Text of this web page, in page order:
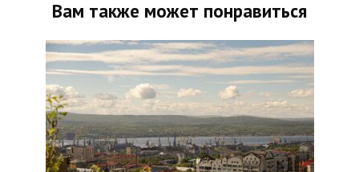
Вам также может понравиться